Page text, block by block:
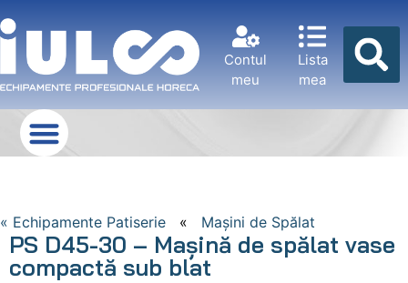
Contul
meu
Lista
mea
« Echipamente Patiserie « Mașini de Spălat
PS D45-30 – Mașină de spălat vase
compactă sub blat